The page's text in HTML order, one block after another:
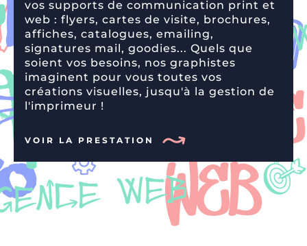
vos supports de communication print et
web : flyers, cartes de visite, brochures,
affiches, catalogues, emailing,
signatures mail, goodies... Quels que
soient vos besoins, nos graphistes
imaginent pour vous toutes vos
créations visuelles, jusqu'à la gestion de
l'imprimeur !
VOIR LA PRESTATION